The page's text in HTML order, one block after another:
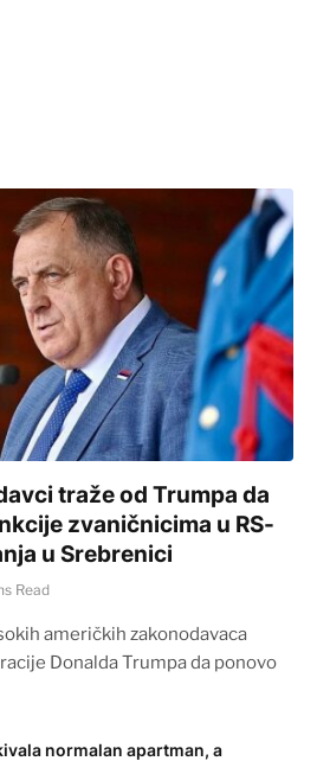
traže od Trumpa da
zvaničnicima u RS-
u Srebrenici
Read
američkih zakonodavaca
Donalda Trumpa da ponovo
normalan apartman, a